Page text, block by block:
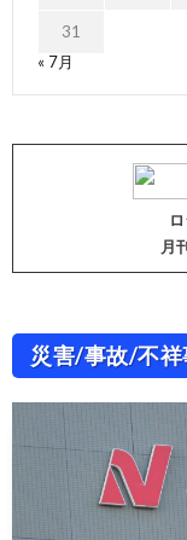
31
« 7月
月
災害/事故/不祥